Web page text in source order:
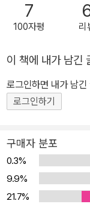
7
100자평 리
이 책에 내가 남긴
로그인하면 내가 남
로그인하기
구매자 분포
0.3%
9.9%
21.7%